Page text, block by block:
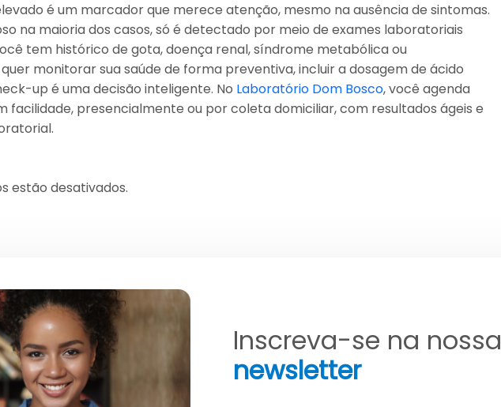
é um marcador que merece atenção, mesmo na ausência de sintomas.
na maioria dos casos, só é detectado por meio de exames laboratoriais
tem histórico de gota, doença renal, síndrome metabólica ou
monitorar sua saúde de forma preventiva, incluir a dosagem de ácido
up é uma decisão inteligente. No Laboratório Dom Bosco, você agenda
facilidade, presencialmente ou por coleta domiciliar, com resultados ágeis e
estão desativados.
Inscreva-se na nossa
newsletter